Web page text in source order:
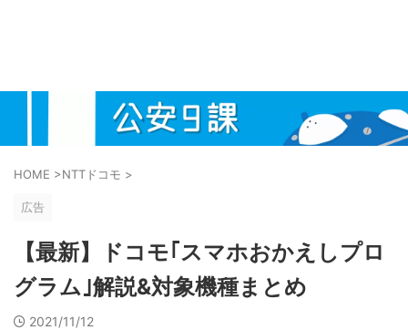
HOME >NTTドコモ >
広告
【最新】ドコモ｢スマホおかえしプロ
グラム｣解説&対象機種まとめ
2021/11/12